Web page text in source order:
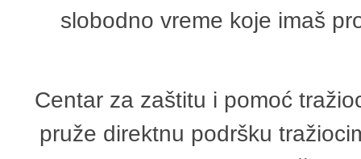
slobodno vreme koje imaš
Centar za zaštitu i pomoć
pruže direktnu podršku